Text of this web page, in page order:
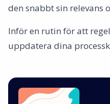
den snabbt sin relevans
Inför en rutin för att
uppdatera dina